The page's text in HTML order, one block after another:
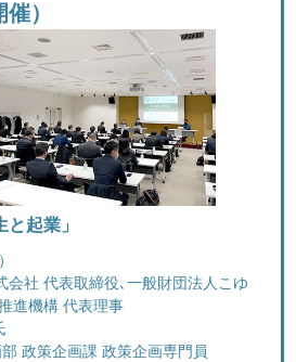
）
と起業」
会社 代表取締役､一般財団法人こゆ
進機構 代表理事
政策企画課 政策企画専門員